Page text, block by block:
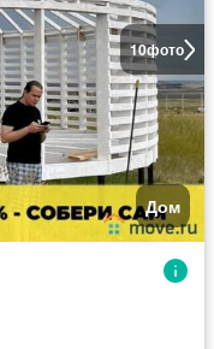
10фото
Дом